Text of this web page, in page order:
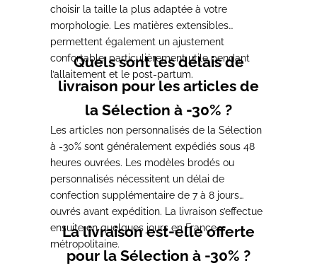
choisir la taille la plus adaptée à votre
morphologie. Les matières extensibles
permettent également un ajustement
confortable, particulièrement utile pendant
l’allaitement et le post-partum.
Quels sont les délais de
livraison pour les articles de
la Sélection à -30% ?
Les articles non personnalisés de la Sélection
à -30% sont généralement expédiés sous 48
heures ouvrées. Les modèles brodés ou
personnalisés nécessitent un délai de
confection supplémentaire de 7 à 8 jours
ouvrés avant expédition. La livraison s’effectue
ensuite en quelques jours en France
métropolitaine.
La livraison est-elle offerte
pour la Sélection à -30% ?